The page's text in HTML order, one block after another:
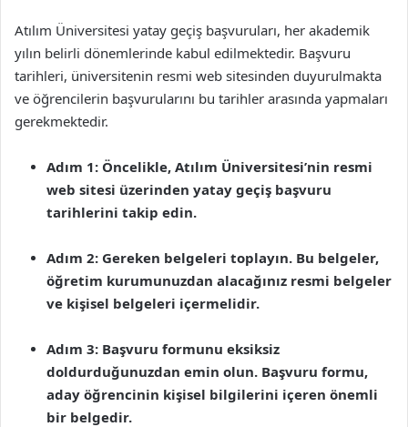
Atılım Üniversitesi yatay geçiş başvuruları, her akademik
yılın belirli dönemlerinde kabul edilmektedir. Başvuru
tarihleri, üniversitenin resmi web sitesinden duyurulmakta
ve öğrencilerin başvurularını bu tarihler arasında yapmaları
gerekmektedir.
Adım 1: Öncelikle, Atılım Üniversitesi’nin resmi
web sitesi üzerinden yatay geçiş başvuru
tarihlerini takip edin.
Adım 2: Gereken belgeleri toplayın. Bu belgeler,
öğretim kurumunuzdan alacağınız resmi belgeler
ve kişisel belgeleri içermelidir.
Adım 3: Başvuru formunu eksiksiz
doldurduğunuzdan emin olun. Başvuru formu,
aday öğrencinin kişisel bilgilerini içeren önemli
bir belgedir.